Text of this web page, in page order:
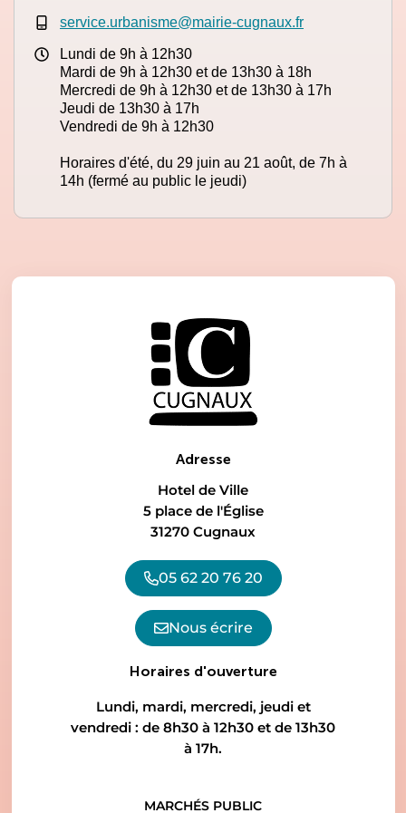
service.urbanisme@mairie-cugnaux.fr
Lundi de 9h à 12h30
Mardi de 9h à 12h30 et de 13h30 à 18h
Mercredi de 9h à 12h30 et de 13h30 à 17h
Jeudi de 13h30 à 17h
Vendredi de 9h à 12h30
Horaires d'été, du 29 juin au 21 août, de 7h à
14h (fermé au public le jeudi)
Adresse
Hotel de Ville
5 place de l'Église
31270 Cugnaux
05 62 20 76 20
Nous écrire
Horaires d'ouverture
Lundi, mardi, mercredi, jeudi et
vendredi : de 8h30 à 12h30 et de 13h30
à 17h.
MARCHÉS PUBLIC